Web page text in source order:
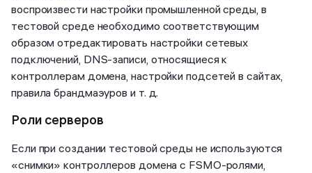
воспроизвести настройки промышленной среды, в
тестовой среде необходимо соответствующим
образом отредактировать настройки сетевых
подключений, DNS-записи, относящиеся к
контроллерам домена, настройки подсетей в сайтах,
правила брандмаэуров и т. д.
Роли серверов
Если при создании тестовой среды не используются
«снимки» контроллеров домена с FSMO-ролями,